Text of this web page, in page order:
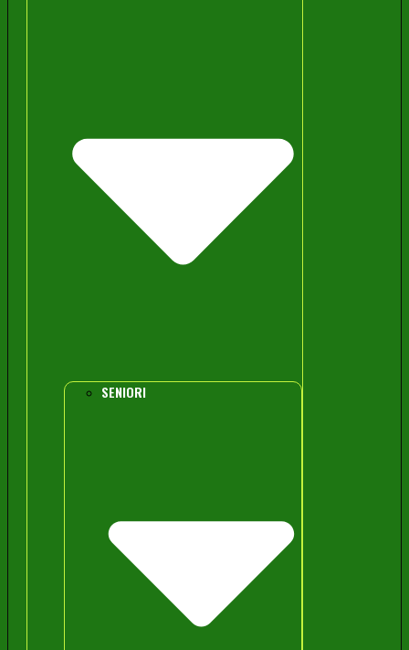
SENIORI